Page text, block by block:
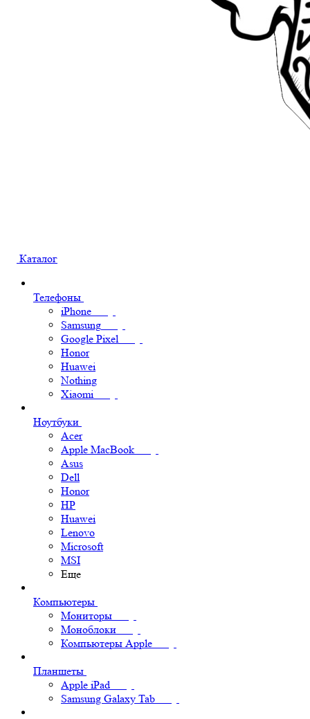
Каталог
Телефоны
iPhone
Samsung
Google Pixel
Honor
Huawei
Nothing
Xiaomi
Ноутбуки
Acer
Apple MacBook
Asus
Dell
Honor
HP
Huawei
Lenovo
Microsoft
MSI
Еще
Компьютеры
Мониторы
Моноблоки
Компьютеры Apple
Планшеты
Apple iPad
Samsung Galaxy Tab